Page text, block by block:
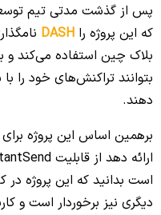
پس از گذشت مدتی تیم
که این پروژه را DASH
بلاک چین استفاده می‌کند و
بتوانند تراکنش‌های خود را
دهند.
برهمین اساس این پروژه برای
است بدانید که این پروژه در
دیگری نیز برخوردار است و